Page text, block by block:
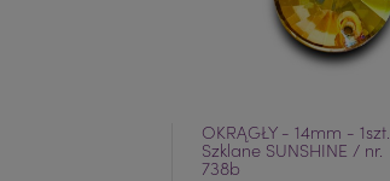
OKRĄGŁY - 14mm - 1szt.
Szklane SUNSHINE / nr.
738b